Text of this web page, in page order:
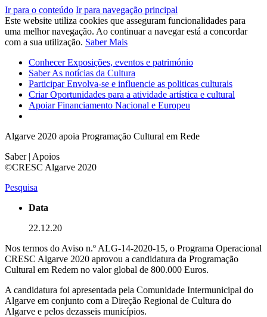
Ir para o conteúdo Ir para navegação principal
Este website utiliza cookies que asseguram funcionalidades para
uma melhor navegação. Ao continuar a navegar está a concordar
com a sua utilização. Saber Mais
ConhecerExposições, eventos e património
SaberAs notícias da Cultura
ParticiparEnvolva-se e influencie as politicas culturais
CriarOportunidades para a atividade artística e cultural
ApoiarFinanciamento Nacional e Europeu
Algarve 2020 apoia Programação Cultural em Rede
Saber | Apoios
©CRESC Algarve 2020
Pesquisa
Data
22.12.20
Nos termos do Aviso n.º ALG-14-2020-15, o Programa Operacional
CRESC Algarve 2020 aprovou a candidatura da Programação
Cultural em Redem no valor global de 800.000 Euros.
A candidatura foi apresentada pela Comunidade Intermunicipal do
Algarve em conjunto com a Direção Regional de Cultura do
Algarve e pelos dezasseis municípios.